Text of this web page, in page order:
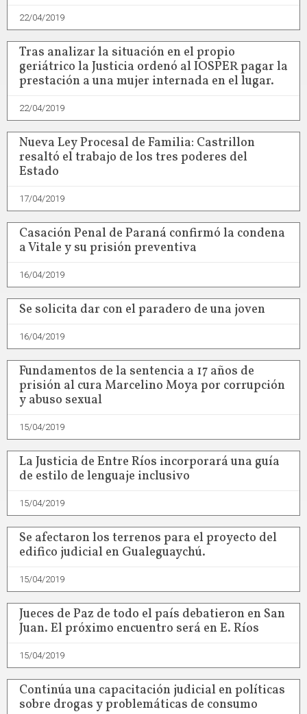
22/04/2019
Tras analizar la situación en el propio
geriátrico la Justicia ordenó al IOSPER pagar la
prestación a una mujer internada en el lugar.
22/04/2019
Nueva Ley Procesal de Familia: Castrillon
resaltó el trabajo de los tres poderes del
Estado
17/04/2019
Casación Penal de Paraná confirmó la condena
a Vitale y su prisión preventiva
16/04/2019
Se solicita dar con el paradero de una joven
16/04/2019
Fundamentos de la sentencia a 17 años de
prisión al cura Marcelino Moya por corrupción
y abuso sexual
15/04/2019
La Justicia de Entre Ríos incorporará una guía
de estilo de lenguaje inclusivo
15/04/2019
Se afectaron los terrenos para el proyecto del
edifico judicial en Gualeguaychú.
15/04/2019
Jueces de Paz de todo el país debatieron en San
Juan. El próximo encuentro será en E. Ríos
15/04/2019
Continúa una capacitación judicial en políticas
sobre drogas y problemáticas de consumo